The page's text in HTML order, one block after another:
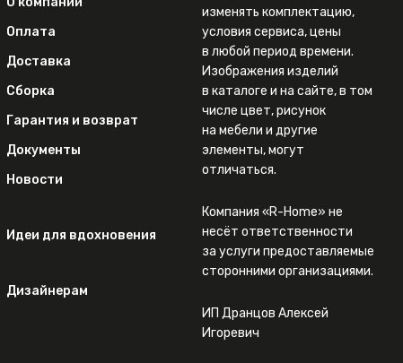
Оплата
Доставка
Сборка
Гарантия и возврат
Документы
Новости
Идеи для вдохновения
Дизайнерам
изменять комплектацию,
условия сервиса, цены
в любой период времени.
Изображения изделий
в каталоге и на сайте, в том
числе цвет, рисунок
на мебели и другие
элементы, могут
отличаться.
Компания «R-Home» не
несёт ответственности
за услуги предоставляемые
сторонними организациями.
ИП Дранцов Алексей
Игоревич